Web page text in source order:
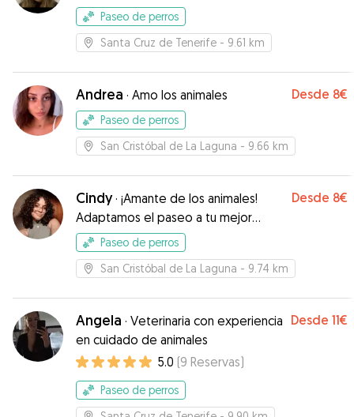
Paseo de perros
Santa Cruz de Tenerife - 9.61 km
Andrea · Amo los animales Desde 8€
Paseo de perros
San Cristóbal de La Laguna - 9.66 km
Cindy· ¡Amante de los animales!
Adaptamos el paseo a tu mejor
amigo. 🐕 ❤️
Desde 8€
Paseo de perros
San Cristóbal de La Laguna - 9.74 km
Angela · Veterinaria con experiencia
en cuidado de animales
Desde 11€
5.0 (9 Reservas)
Paseo de perros